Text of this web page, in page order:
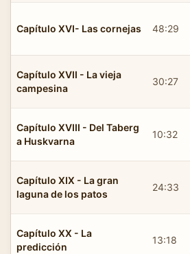
Capítulo XVI- Las cornejas 48:29
Capítulo XVII - La vieja
campesina
30:27
Capítulo XVIII - Del Taberg
a Huskvarna
10:32
Capítulo XIX - La gran
laguna de los patos
24:33
Capítulo XX - La
predicción
13:18